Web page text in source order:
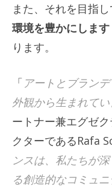
また、それを目指
環境を豊かにします
ります。
「 アートとブラン
外観から生まれて
ートナー兼エグゼ
クターであるRafa
ンスは、私たちが
る創造的なコミュ